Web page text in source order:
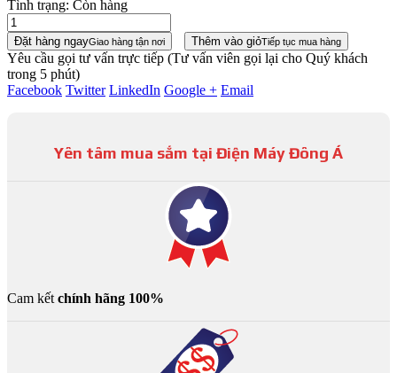
Tình trạng: Còn hàng
Đặt hàng ngayGiao hàng tận nơi Thêm vào giỏTiếp tục mua hàng
Yêu cầu gọi tư vấn trực tiếp (Tư vấn viên gọi lại cho Quý khách
trong 5 phút)
Facebook Twitter LinkedIn Google + Email
Yên tâm mua sắm tại Điện Máy Đông Á
Cam kết chính hãng 100%